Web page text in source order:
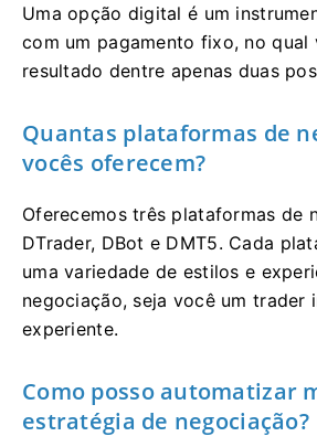
Uma opção digital é um
com um pagamento fixo, no qual
resultado dentre apenas duas
Quantas plataformas de
vocês oferecem?
Oferecemos três plataformas de
DTrader, DBot e DMT5. Cada
uma variedade de estilos e
negociação, seja você um trader
experiente.
Como posso automatizar
estratégia de negociação?